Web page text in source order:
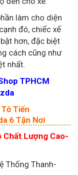
làm cho diện
đó, chiếc xế
hơn, đặc biệt
cách cũng như
nhất.
TPHCM
Tiến
6 Tận Nơi
Chất Lượng Cao-
Thống Thanh-